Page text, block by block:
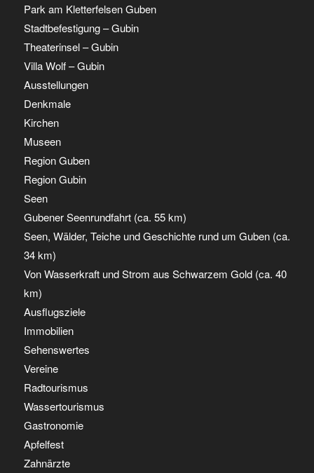
Park am Kletterfelsen Guben
Stadtbefestigung – Gubin
Theaterinsel – Gubin
Villa Wolf – Gubin
Ausstellungen
Denkmale
Kirchen
Museen
Region Guben
Region Gubin
Seen
Gubener Seenrundfahrt (ca. 55 km)
Seen, Wälder, Teiche und Geschichte rund um Guben (ca.
34 km)
Von Wasserkraft und Strom aus Schwarzem Gold (ca. 40
km)
Ausflugsziele
Immobilien
Sehenswertes
Vereine
Radtourismus
Wassertourismus
Gastronomie
Apfelfest
Zahnärzte